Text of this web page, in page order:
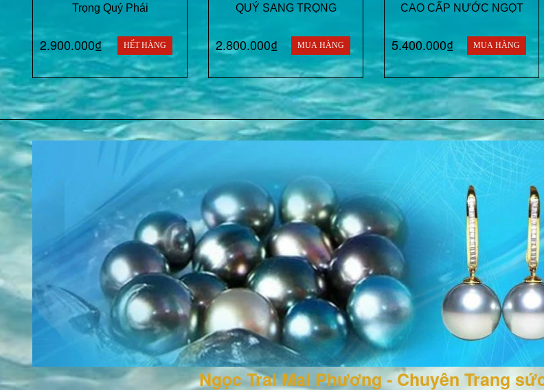
Trọng Quý Phái
2.900.000₫ HẾT HÀNG
QUÝ SANG TRỌNG
2.800.000₫ MUA HÀNG
CAO CẤP NƯỚC NGỌT
5.400.000₫ MUA HÀNG
Ngọc Trai Mai Phương - Chuyên Trang